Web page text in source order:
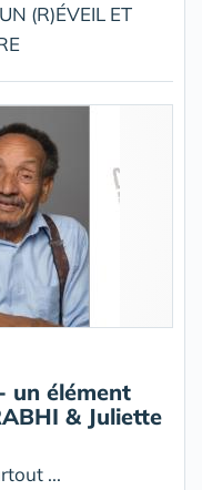
(R)ÉVEIL ET
un élément
& Juliette
...